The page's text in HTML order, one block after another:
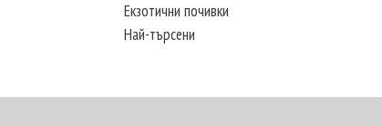
Екзотични почивки
Най-търсени